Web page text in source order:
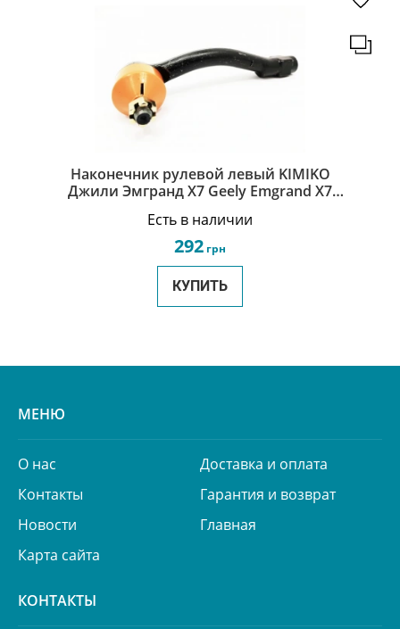
Наконечник рулевой левый KIMIKO
Джили Эмгранд Х7 Geely Emgrand X7
Есть в наличии
292 грн
КУПИТЬ
МЕНЮ
О нас
Доставка и оплата
Контакты
Гарантия и возврат
Новости
Главная
Карта сайта
КОНТАКТЫ